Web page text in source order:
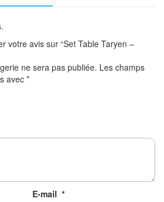
votre avis sur “Set Table Taryen –
ne sera pas publiée. Les champs
avec *
E-mail *